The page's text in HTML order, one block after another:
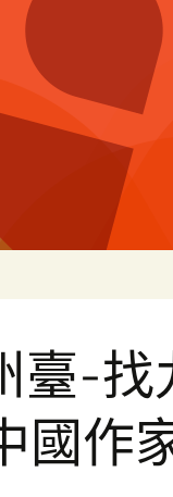
臺-找
國作